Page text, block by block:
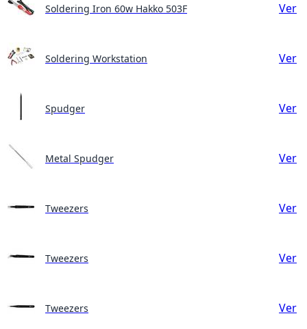
Soldering Iron 60w Hakko 503F Ver
Soldering Workstation Ver
Spudger Ver
Metal Spudger Ver
Tweezers Ver
Tweezers Ver
Tweezers Ver